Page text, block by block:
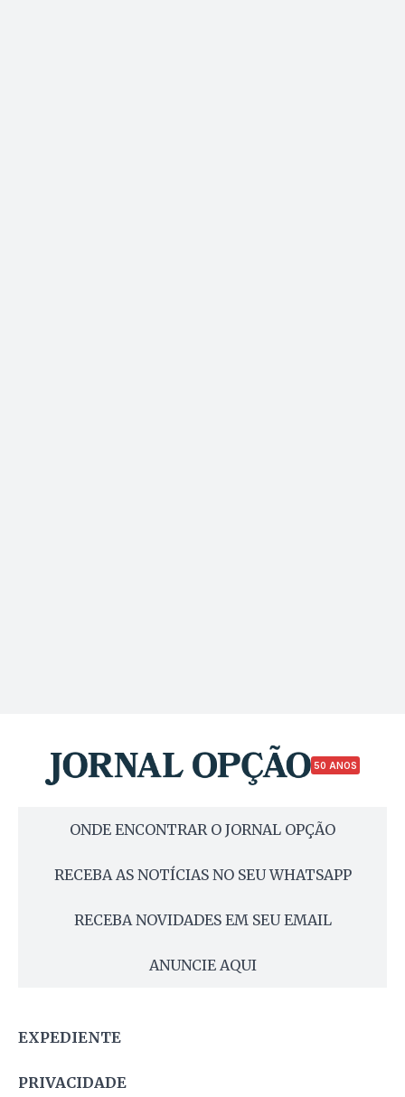
50 ANOS
ONDE ENCONTRAR O JORNAL OPÇÃO
RECEBA AS NOTÍCIAS NO SEU WHATSAPP
RECEBA NOVIDADES EM SEU EMAIL
ANUNCIE AQUI
EXPEDIENTE
PRIVACIDADE